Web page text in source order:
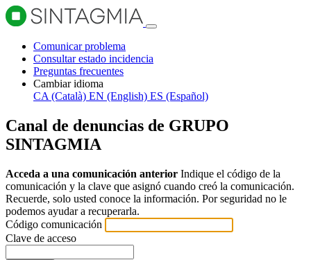
Comunicar problema
Consultar estado incidencia
Preguntas frecuentes
Cambiar idioma
CA (Català) EN (English) ES (Español)
Canal de denuncias de GRUPO
SINTAGMIA
Acceda a una comunicación anterior Indique el código de la
comunicación y la clave que asignó cuando creó la comunicación.
Recuerde, solo usted conoce la información. Por seguridad no le
podemos ayudar a recuperarla.
Código comunicación
Clave de acceso